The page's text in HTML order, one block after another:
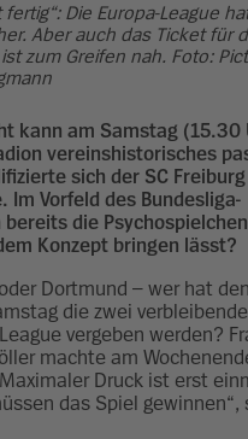
Die Europa-League
Aber auch das Ticket für
zum Greifen nah. Foto:
kann am Samstag (15.30
vereinshistorisches
sich der SC
Im Vorfeld des Bundesliga-
die
Konzept bringen lässt?
Dortmund – wer hat
die zwei
vergeben werden?
machte am
Druck ist erst
das Spiel gewinnen“,